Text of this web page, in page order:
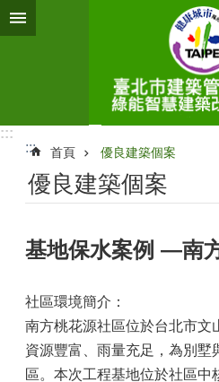
跳到主要內容區塊
:::
:::
首頁 優良建築個案
優良建築個案
基地保水案例 —南
社區環境簡介：
南方桃花源社區位於台北市文
資源豐富、雨量充足，為別墅
區。本次工程基地位於社區中